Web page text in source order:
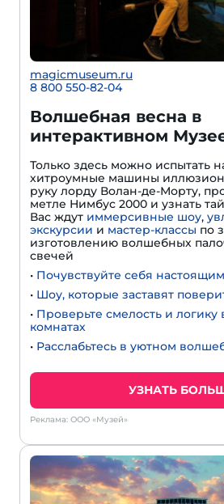
magicmuseum.ru
8 800 550-82-04
Волшебная весна в
интерактивном
Только здесь можно испытать
хитроумные машины
руку лорду Волан-де-Морту,
метле Нимбус 2000 и узнать
Вас ждут иммерсивные шоу,
экскурсии и мастер-классы по
изготовлению волшебных
свечей
• Почувствуйте себя
• Шоу, которые заставят
• Проверьте смелость и логику
комнатах
• Расслабьтесь в уютном
УЗНАТЬ
Реклама: ООО «Музей»